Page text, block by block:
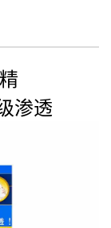
渗透